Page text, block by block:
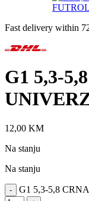
Fast delivery within
G1 5,3-
12,00 KM
Na stanju
Na stanju
- G1 5,3-5,8